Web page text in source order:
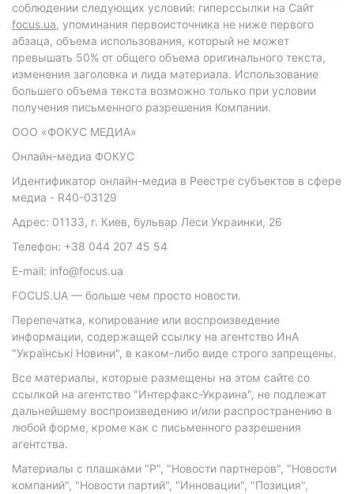
соблюдении следующих условий: гиперссылки на Сайт
focus.ua, упоминания первоисточника не ниже первого
абзаца, объема использования, который не может
превышать 50% от общего объема оригинального текста,
изменения заголовка и лида материала. Использование
большего объема текста возможно только при условии
получения письменного разрешения Компании.
ООО «ФОКУС МЕДИА»
Онлайн-медиа ФОКУС
Идентификатор онлайн-медиа в Реестре субъектов в сфере
медиа - R40-03129
Адрес: 01133, г. Киев, бульвар Леси Украинки, 26
Телефон: +38 044 207 45 54
E-mail: info@focus.ua
FOCUS.UA — больше чем просто новости.
Перепечатка, копирование или воспроизведение
информации, содержащей ссылку на агентство ИнА
"Українські Новини", в каком-либо виде строго запрещены.
Все материалы, которые размещены на этом сайте со
ссылкой на агентство "Интерфакс-Украина", не подлежат
дальнейшему воспроизведению и/или распространению в
любой форме, кроме как с письменного разрешения
агентства.
Материалы с плашками "Р", "Новости партнеров", "Новости
компаний", "Новости партий", "Инновации", "Позиция",